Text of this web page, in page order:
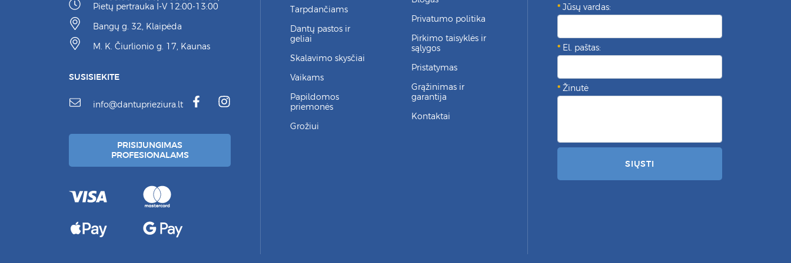
Pietų pertrauka I-V 12:00-13:00
Bangų g. 32, Klaipėda
M. K. Čiurlionio g. 17, Kaunas
SUSISIEKITE
info@dantuprieziura.lt
PRISIJUNGIMAS
PROFESIONALAMS
Tarpdančiams
Dantų pastos ir
geliai
Skalavimo skysčiai
Vaikams
Papildomos
priemonės
Grožiui
Privatumo politika
Pirkimo taisyklės ir
sąlygos
Pristatymas
Grąžinimas ir
garantija
Kontaktai
Jūsų vardas:
El. paštas:
Žinutė
SIŲSTI